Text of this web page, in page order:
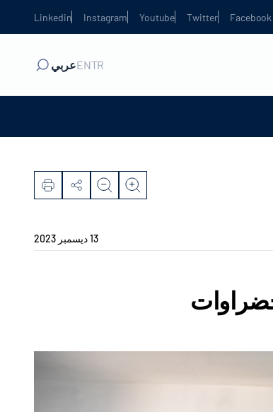
Facebook
Twitter
Youtube
Instagram
Linkedin
TR
ENعربي
13 ديسمبر 2023